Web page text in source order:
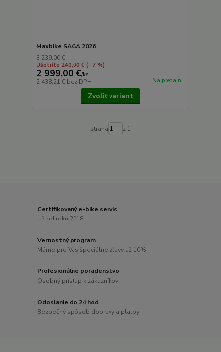
Maxbike SAGA 2026
3 239,00 €
Ušetríte 240,00 € (- 7 %)
2 999,00 €/ks
2 438,21 € bez DPH Na predajni
Zvoliť variant
strana z 1
Certifikovaný e-bike servis
Už od roku 2018
Vernostný program
Máme pre Vás špeciálne zľavy až 10%
Profesionálne poradenstvo
Osobný prístup k zákazníkovi
Odoslanie do 24 hod
Bezpečný spôsob dopravy a platby